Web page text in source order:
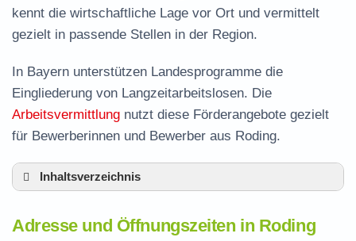
kennt die wirtschaftliche Lage vor Ort und vermittelt
gezielt in passende Stellen in der Region.
In Bayern unterstützen Landesprogramme die
Eingliederung von Langzeitarbeitslosen. Die
Arbeitsvermittlung nutzt diese Förderangebote gezielt
für Bewerberinnen und Bewerber aus Roding.
Inhaltsverzeichnis
Leistungen der Arbeitsvermittlung in Roding
Adresse und Öffnungszeiten in Roding